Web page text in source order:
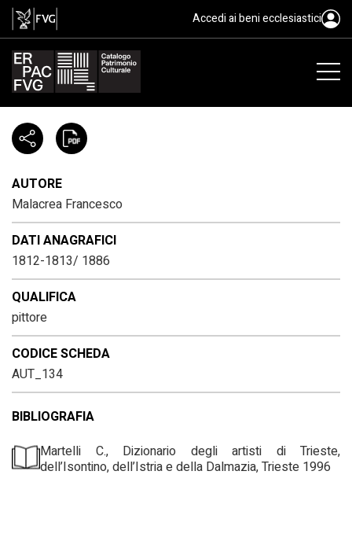
Malacrea Francesco, 1812-1813/
Accedi ai beni ecclesiastici
AUTORE
Malacrea Francesco
DATI ANAGRAFICI
1812-1813/ 1886
QUALIFICA
pittore
CODICE SCHEDA
AUT_134
BIBLIOGRAFIA
Martelli C., Dizionario degli artisti di Trieste,
dell’Isontino, dell’Istria e della Dalmazia, Trieste 1996